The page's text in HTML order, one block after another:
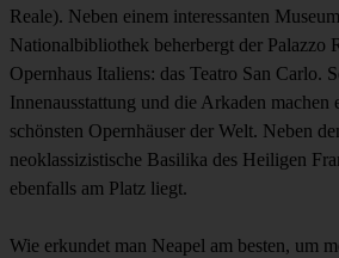
Reale). Neben einem interessanten
Nationalbibliothek beherbergt der Palazzo
Opernhaus Italiens: das Teatro San Carlo.
Innenausstattung und die Arkaden machen
schönsten Opernhäuser der Welt. Neben
neoklassizistische Basilika des Heiligen
ebenfalls am Platz liegt.
Wie erkundet man Neapel am besten, um